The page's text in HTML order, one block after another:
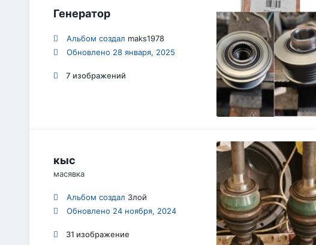
Генератор
Альбом создал maks1978
Обновлено 28 января, 2025
7 изображений
кыс
масявка
Альбом создал Злой
Обновлено 24 ноября, 2024
31 изображение